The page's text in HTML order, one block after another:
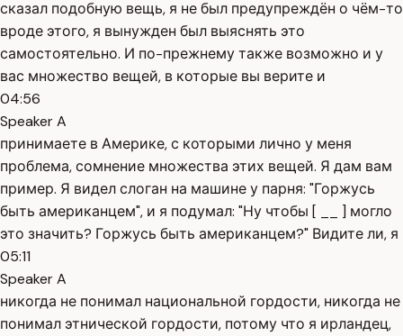
сказал подобную вещь, я не был предупреждён о чём-то
вроде этого, я вынужден был выяснять это
самостоятельно. И по-прежнему также возможно и у
вас множество вещей, в которые вы верите и
04:56
Speaker A
принимаете в Америке, с которыми лично у меня
проблема, сомнение множества этих вещей. Я дам вам
пример. Я видел слоган на машине у парня: "Горжусь
быть американцем", и я подумал: "Ну чтобы [ __ ] могло
это значить? Горжусь быть американцем?" Видите ли, я
05:11
Speaker A
никогда не понимал национальной гордости, никогда не
понимал этнической гордости, потому что я ирландец,